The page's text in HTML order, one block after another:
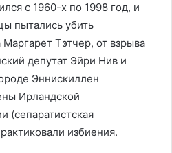
с 1960-х по 1998 год, и
пытались убить
Тэтчер, от взрыва
депутат Эйри Нив и
Эннискиллен
Ирландской
(сепаратистская
избиения.